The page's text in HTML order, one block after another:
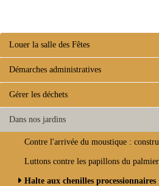
Louer la salle des Fêtes
Démarches administratives
Gérer les déchets
Dans nos jardins
Contre l'arrivée du moustique :
Luttons contre les papillons du palmier
Halte aux chenilles processionnaires